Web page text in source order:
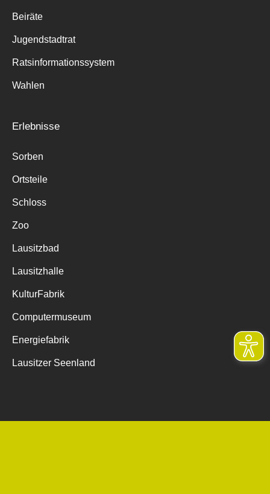
Beiräte
Jugendstadtrat
Ratsinformationssystem
Wahlen
Erlebnisse
Sorben
Ortsteile
Schloss
Zoo
Lausitzbad
Lausitzhalle
KulturFabrik
Computermuseum
Energiefabrik
Lausitzer Seenland